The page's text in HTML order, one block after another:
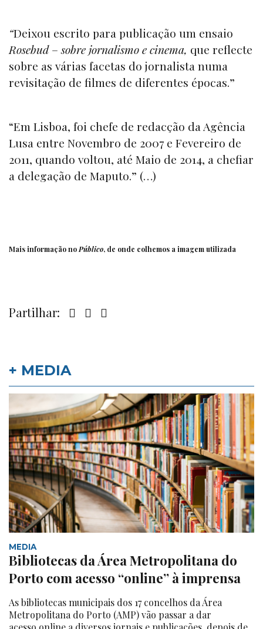
“Deixou escrito para publicação um ensaio
Rosebud–sobre jornalismo e cinema, que reflecte
sobre as várias facetas do jornalista numa
revisitação de filmes de diferentes épocas.”
“Em Lisboa, foi chefe de redacção da Agência
Lusa entre Novembro de 2007 e Fevereiro de
2011, quando voltou, até Maio de 2014, a chefiar
a delegação de Maputo.” (…)
Mais informação noPúblico, de onde colhemos a imagem utilizada
Partilhar:
+ MEDIA
MEDIA
Bibliotecas da Área Metropolitana do
Porto com acesso “online” à imprensa
As bibliotecas municipais dos 17 concelhos da Área
Metropolitana do Porto (AMP) vão passar a dar